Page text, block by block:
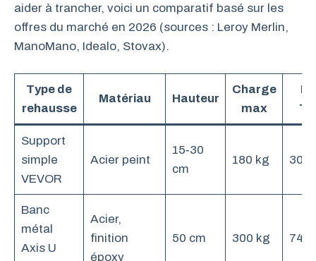
aider à trancher, voici un comparatif basé sur les
offres du marché en 2026 (sources : Leroy Merlin,
ManoMano, Idealo, Stovax).
Type de
rehausse
Matériau Hauteur
Charge
max
Support
simple
VEVOR
Acier peint
15‑30
cm
180 kg
Banc
métal
Axis U
Acier,
finition
époxy
50 cm 300 kg 743